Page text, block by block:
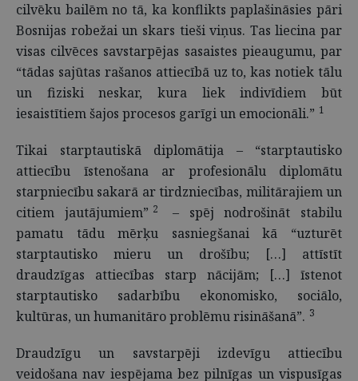
cilvēku bailēm no tā, ka konflikts paplašināsies pāri
Bosnijas robežai un skars tieši viņus. Tas liecina par
visas cilvēces savstarpējas sasaistes pieaugumu, par
“tādas sajūtas rašanos attiecībā uz to, kas notiek tālu
un fiziski neskar, kura liek indivīdiem būt
iesaistītiem šajos procesos garīgi un emocionāli.” 1
Tikai starptautiskā diplomātija – “starptautisko
attiecību īstenošana ar profesionālu diplomātu
starpniecību sakarā ar tirdzniecības, militārajiem un
citiem jautājumiem” 2
– spēj nodrošināt stabilu
pamatu tādu mērķu sasniegšanai kā “uzturēt
starptautisko mieru un drošību; […] attīstīt
draudzīgas attiecības starp nācijām; […] īstenot
starptautisko sadarbību ekonomisko, sociālo,
kultūras, un humanitāro problēmu risināšanā”. 3
Draudzīgu un savstarpēji izdevīgu attiecību
veidošana nav iespējama bez pilnīgas un vispusīgas